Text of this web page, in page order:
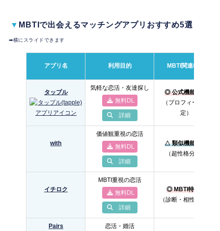
▼ MBTIで出会えるマッチングアプリおすすめ5選
➡︎横にスライドできます
アプリ名 利用目的 MBTI関連機能
タップル
気軽な恋活・友達探し
無料DL
詳細
◎ 公式機能あり
（プロフィール設
定）
with
価値観重視の恋活
無料DL
詳細
△ 類似機能あり
（超性格分析）
イチロク
MBTI重視の恋活
無料DL
詳細
◎ MBTI特化型
（診断・相性表示）
Pairs
恋活・婚活